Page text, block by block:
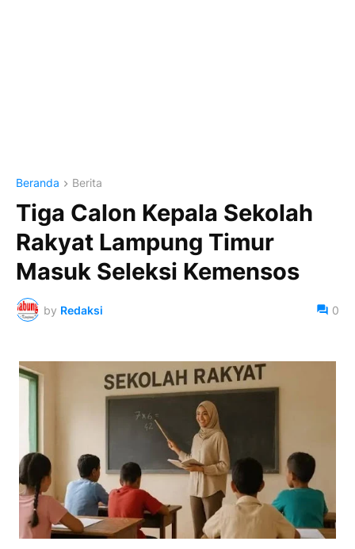
Beranda Berita
Tiga Calon Kepala Sekolah
Rakyat Lampung Timur
Masuk Seleksi Kemensos
by Redaksi 0